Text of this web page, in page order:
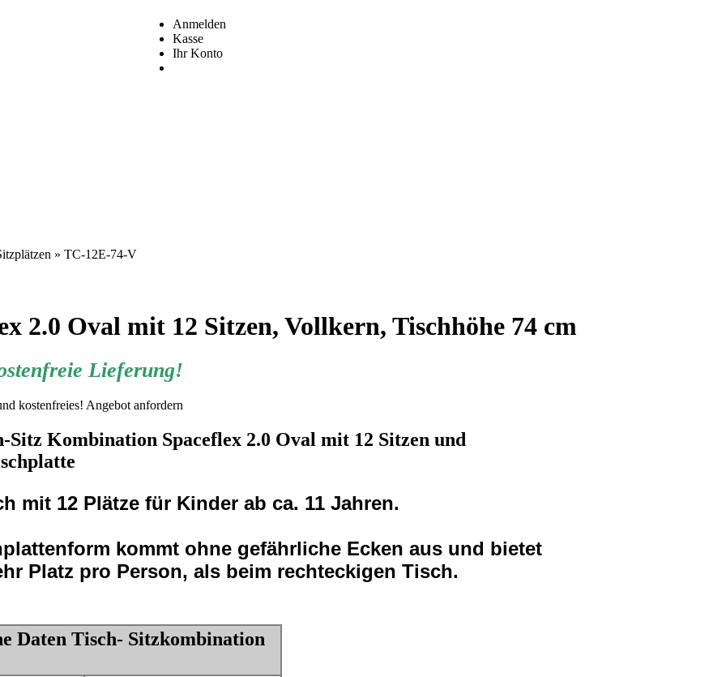
Anmelden
Kasse
Ihr Konto
» TC-12E-74-V
2.0 Oval mit 12 Sitzen, Vollkern, Tischhöhe 74 cm
Lieferung!
Sitz Kombination Spaceflex 2.0 Oval mit 12 Sitzen und
mit 12 Plätze für Kinder ab ca. 11 Jahren.
kommt ohne gefährliche Ecken aus und bietet
Platz pro Person, als beim rechteckigen Tisch.
Daten Tisch- Sitzkombination